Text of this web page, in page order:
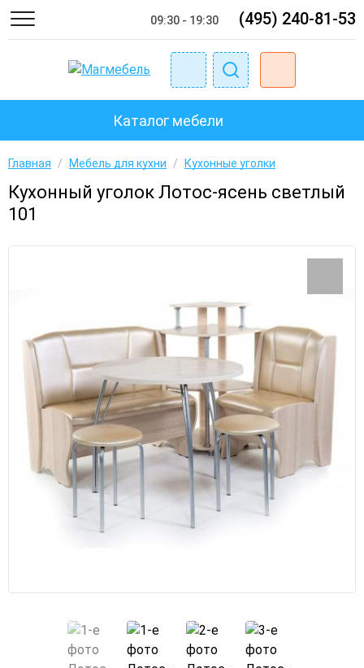
09:30 - 19:30 (495) 240-81-53
Каталог мебели
Главная / Мебель для кухни / Кухонные уголки
Кухонный уголок Лотос-ясень светлый
101